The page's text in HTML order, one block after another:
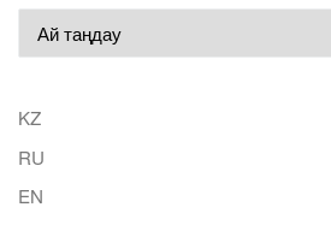
KZ
RU
EN